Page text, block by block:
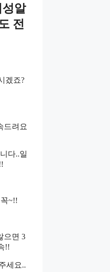
성알
전
겠죠?
드려요
다..일
~!!
으면 3
!!
세요..